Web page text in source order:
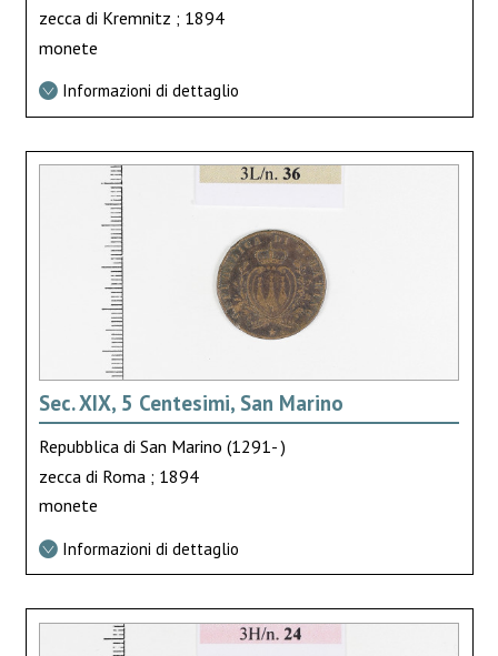
zecca di Kremnitz ; 1894
monete
Informazioni di dettaglio
Sec. XIX, 5 Centesimi, San Marino
Repubblica di San Marino (1291- )
zecca di Roma ; 1894
monete
Informazioni di dettaglio